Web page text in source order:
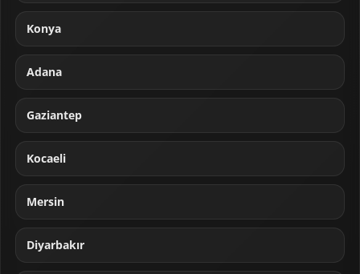
Konya
Adana
Gaziantep
Kocaeli
Mersin
Diyarbakır